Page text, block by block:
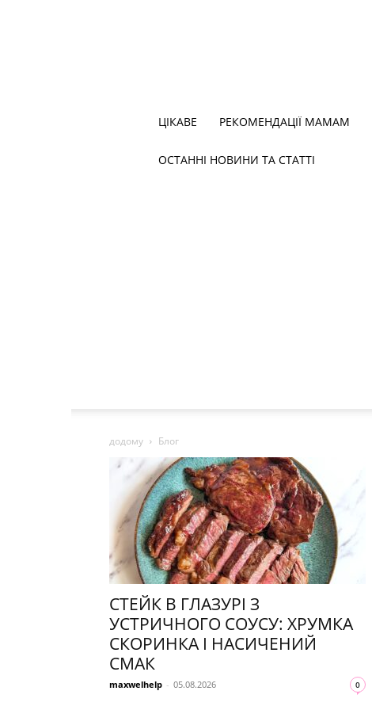
ЦІКАВЕ РЕКОМЕНДАЦІЇ МАМАМ
ОСТАННІ НОВИНИ ТА СТАТТІ
додому Блог
СТЕЙК В ГЛАЗУРІ З
УСТРИЧНОГО СОУСУ: ХРУМКА
СКОРИНКА І НАСИЧЕНИЙ
СМАК
maxwelhelp - 05.08.2026 0